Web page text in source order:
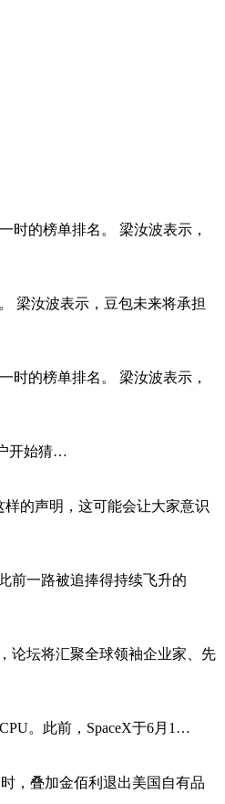
时的榜单排名。 梁汝波表示，
梁汝波表示，豆包未来将承担
时的榜单排名。 梁汝波表示，
开始猜…
的声明，这可能会让大家意识
前一路被追捧得持续飞升的
论坛将汇聚全球领袖企业家、先
。此前，SpaceX于6月1…
，叠加金佰利退出美国自有品